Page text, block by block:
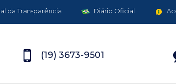
Diário Oficial
da Transparência
(19) 3673-9501